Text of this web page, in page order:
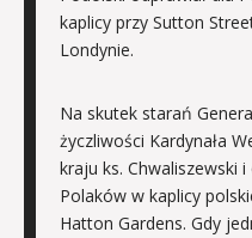
kaplicy przy Sutton
Londynie.
Na skutek starań
życzliwości Kardynała
kraju ks. Chwaliszewski
Polaków w kaplicy
Hatton Gardens. Gdy